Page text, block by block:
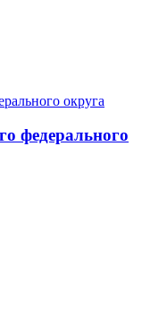
федерального